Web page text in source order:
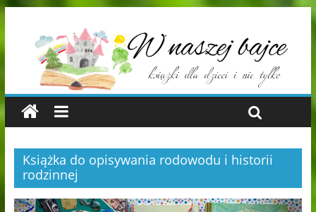
Książka do opisywania rodowodu i historii
rodzinnej